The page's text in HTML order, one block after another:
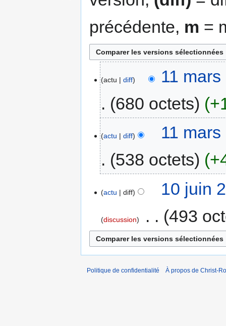
précédente, m =
actu diff
11
680 octets
actu diff
11
538 octets
actu diff 10 juin
discussion 493
Politique de confidentialité À propos de Christ-